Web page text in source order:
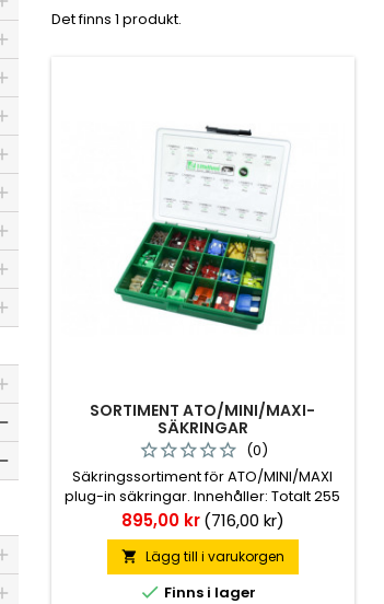
Det finns 1 produkt.
SORTIMENT ATO/MINI/MAXI-
SÄKRINGAR
(0)
Säkringssortiment för ATO/MINI/MAXI
plug-in säkringar. Innehåller: Totalt 255
st säkringar i 18 olika varianter. 140 st
ATO 5-30 A. 105 st MINI 5-30 A. 10 st MAXI
30-60 A.
Pris
895,00 kr(716,00 kr)
 Lägg till i varukorgen
 Finns i lager